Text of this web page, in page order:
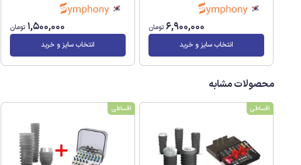
6,900,000 تومان
انتخاب سایز و خرید
1,500,000 تومان
انتخاب سایز و خرید
محصولات مشابه
اقساطی اقساطی